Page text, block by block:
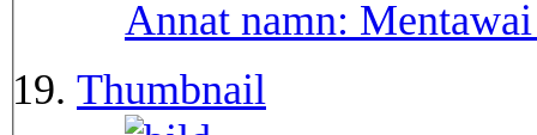
Annat namn:
Thumbnail